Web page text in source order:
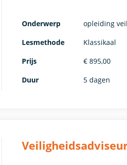
Onderwerp
opleiding
Lesmethode
Klassikaal
Prijs
€ 895,00
Duur
5 dagen